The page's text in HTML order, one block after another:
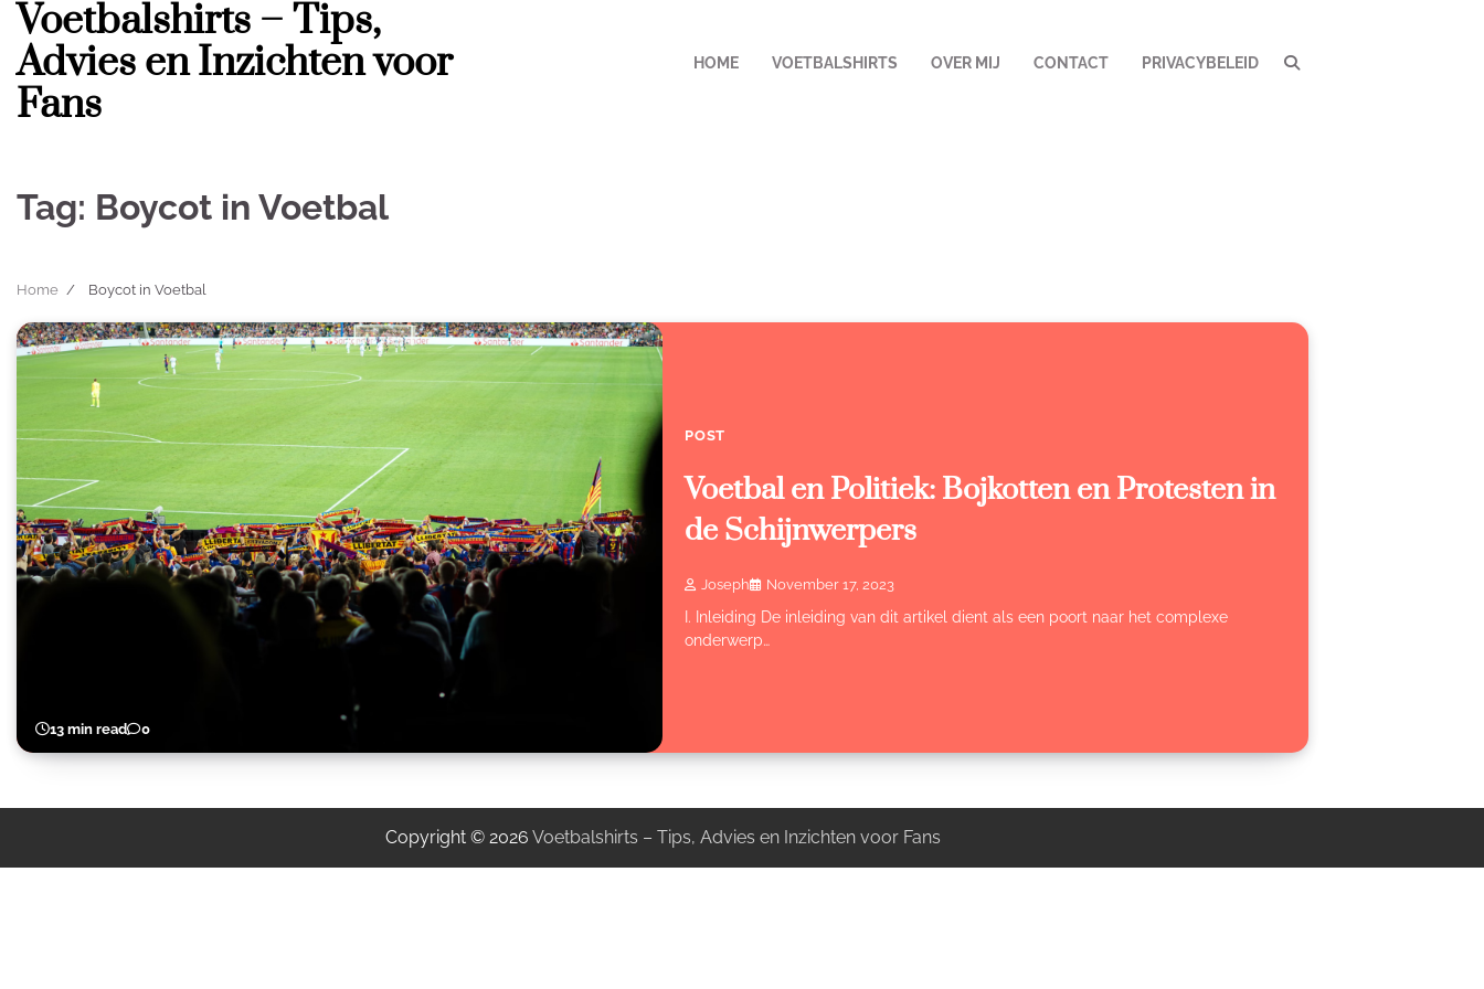
Skip
content
Voetbalshirts – Tips,
Advies en Inzichten voor
Fans
HOME VOETBALSHIRTS OVER MIJ CONTACT PRIVACYBELEID
Tag: Boycot in Voetbal
Home Boycot in Voetbal
13 min read 0
POST
Voetbal en Politiek: Bojkotten en Protesten in
de Schijnwerpers
Joseph November 17, 2023
I. Inleiding De inleiding van dit artikel dient als een poort naar het complexe
onderwerp…
Copyright © 2026 Voetbalshirts – Tips, Advies en Inzichten voor Fans